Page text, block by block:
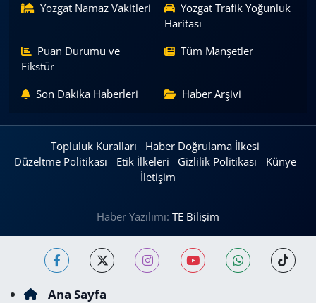
Yozgat Namaz Vakitleri
Yozgat Trafik Yoğunluk
Haritası
Puan Durumu ve
Fikstür
Tüm Manşetler
Son Dakika Haberleri Haber Arşivi
Topluluk Kuralları
Haber Doğrulama İlkesi
Düzeltme Politikası
Etik İlkeleri Gizlilik Politikası
Künye
İletişim
Haber Yazılımı: TE Bilişim
Ana Sayfa